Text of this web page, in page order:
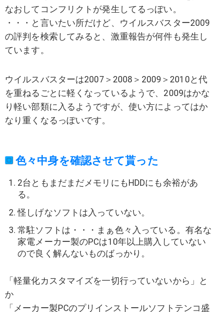
なおしてコンフリクトが発生してるっぽい。
・・・と言いたい所だけど、ウイルスバスター2009
の評判を検索してみると、激重報告が何件も発生し
ています。
ウイルスバスターは2007＞2008＞2009＞2010と代
を重ねるごとに軽くなっているようで、2009はかな
り軽い部類に入るようですが、使い方によってはか
なり重くなるっぽいです。
色々中身を確認させて貰った
2台ともまだまだメモリにもHDDにも余裕があ
る。
怪しげなソフトは入っていない。
常駐ソフトは・・・まぁ色々入っている。有名な
家電メーカー製のPCは10年以上購入していない
ので良く解んないものばっかり。
「軽量化カスタマイズを一切行っていないから」と
か
「メーカー製PCのプリインストールソフトテンコ盛